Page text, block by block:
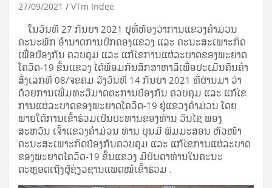
27/09/2021 VTm Indee
ໃນວັນທີ 27 ກັນຍາ 2021 ຢູ່ທີ່ຫ້ອງວ່າການແຂວງຄໍາມ່ວນ
ຄະນະພັກ​ ອໍານາດການປົກຄອງແຂວງ ແລະ ຄະນະສະເພາະກິດ
ເພື່ອປ້ອງກັນ​ ຄວບຄຸມ ແລະ ແກ້ໄຂການແຜ່ລະບາດຂອງພະຍາດ
ໂຄວິດ-19 ຂັ້ນແຂວງ ໄດ້ພ້ອມກັນສຶກສາຫາລືເພື່ອປະເມີນຄືນຄໍາ
ສັ່ງເລກທີ 08/ຈຂຄມ ລົງວັນທີ 14 ກັນຍາ 2021 ທີ່ຜ່ານມາ ວ່າ
ດ້ວຍການເພີ່ມທະວີມາດຕະການປ້ອງກັນ ຄວບຄຸມ ແລະ ແກ້ໄຂ
ການແຜ່ລະບາດຂອງພະຍາດໂຄວິດ-19 ຢູ່ແຂວງຄໍາມ່ວນ ໂດຍ
ພາຍໃຕ້ການເຂົ້າຮ່ວມເປັນປະທານຂອງທ່ານ ວັນໄຊ ພອງ
ສະຫວັນ ເຈົ້າແຂວງຄໍາມ່ວນ ທ່ານ ບຸນມີ ພິມມະສອນ ຫົວໜ້າ
ຄະນະສະເພາະກິດປ້ອງກັນຄວບຄຸມ ແລະ ແກ້ໄຂການແຜ່ລະບາດ
ຂອງພະຍາດໂຄວິດ-19 ຂັ້ນແຂວງ ມີບັນດາທ່ານໃນຄະນະ
ຕະຫຼອດເຖິງຜູ້ຊ່ຽວຊານແພດໝໍເຂົ້າຮ່ວມ .